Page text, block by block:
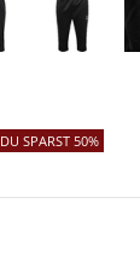
DU SPARST 50%